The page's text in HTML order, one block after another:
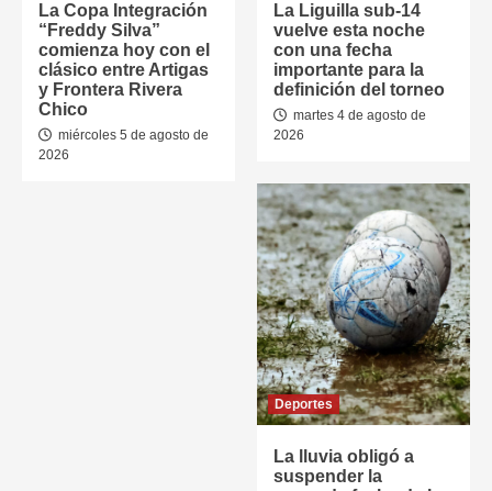
La Copa Integración
“Freddy Silva”
comienza hoy con el
clásico entre Artigas
y Frontera Rivera
Chico
miércoles 5 de agosto de
2026
La Liguilla sub-14
vuelve esta noche
con una fecha
importante para la
definición del torneo
martes 4 de agosto de
2026
Deportes
La lluvia obligó a
suspender la